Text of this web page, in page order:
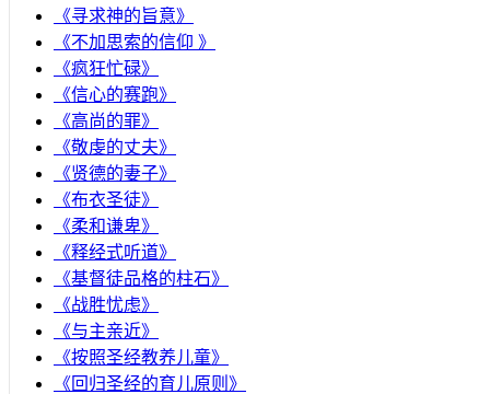
《寻求神的旨意》
《不加思索的信仰 》
《疯狂忙碌》
《信心的赛跑》
《高尚的罪》
《敬虔的丈夫》
《贤德的妻子》
《布衣圣徒》
《柔和谦卑》
《释经式听道》
《基督徒品格的柱石》
《战胜忧虑》
《与主亲近》
《按照圣经教养儿童》
《回归圣经的育儿原则》